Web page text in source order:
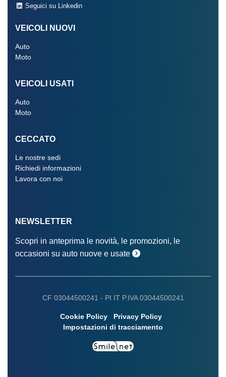
Seguici su Linkedin
VEICOLI NUOVI
Auto
Moto
VEICOLI USATI
Auto
Moto
CECCATO
Le nostre sedi
Richiedi informazioni
Lavora con noi
NEWSLETTER
Scopri in anteprima le novità, le promozioni, le
occasioni su auto nuove e usate
CF 03044500241 - PI IT P.IVA 03044500241
Cookie Policy
Privacy Policy
Impostazioni di tracciamento